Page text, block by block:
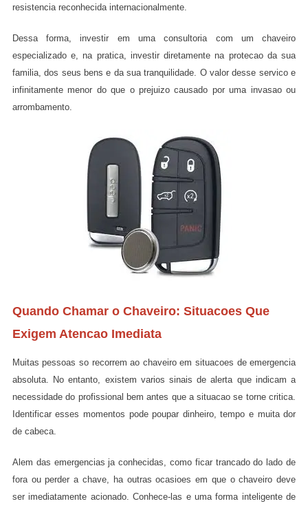
resistencia reconhecida internacionalmente.
Dessa forma, investir em uma consultoria com um chaveiro
especializado e, na pratica, investir diretamente na protecao da sua
familia, dos seus bens e da sua tranquilidade. O valor desse servico e
infinitamente menor do que o prejuizo causado por uma invasao ou
arrombamento.
Quando Chamar o Chaveiro: Situacoes Que
Exigem Atencao Imediata
Muitas pessoas so recorrem ao chaveiro em situacoes de emergencia
absoluta. No entanto, existem varios sinais de alerta que indicam a
necessidade do profissional bem antes que a situacao se torne critica.
Identificar esses momentos pode poupar dinheiro, tempo e muita dor
de cabeca.
Alem das emergencias ja conhecidas, como ficar trancado do lado de
fora ou perder a chave, ha outras ocasioes em que o chaveiro deve
ser imediatamente acionado. Conhece-las e uma forma inteligente de